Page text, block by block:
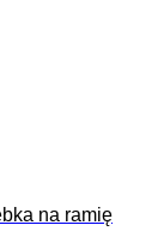
na ramię